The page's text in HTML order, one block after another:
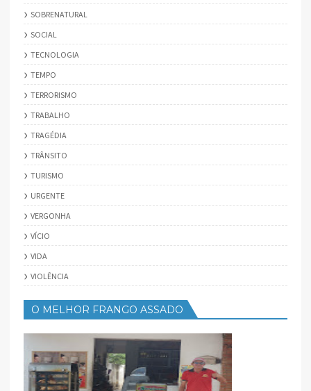
SOBRENATURAL
SOCIAL
TECNOLOGIA
TEMPO
TERRORISMO
TRABALHO
TRAGÉDIA
TRÂNSITO
TURISMO
URGENTE
VERGONHA
VÍCIO
VIDA
VIOLÊNCIA
O MELHOR FRANGO ASSADO